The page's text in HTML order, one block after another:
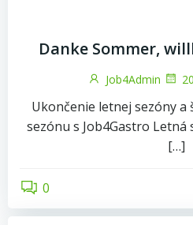
Danke Sommer,
Job4Admin
Ukončenie letnej sezóny
sezónu s Job4Gastro Letná
[…]
0